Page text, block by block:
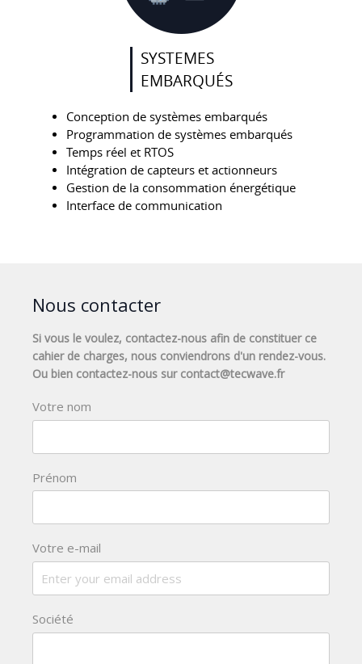
SYSTEMES
EMBARQUÉS
Conception de systèmes embarqués
Programmation de systèmes embarqués
Temps réel et RTOS
Intégration de capteurs et actionneurs
Gestion de la consommation énergétique
Interface de communication
Nous contacter
Si vous le voulez, contactez-nous afin de constituer ce
cahier de charges, nous conviendrons d'un rendez-vous.
Ou bien contactez-nous sur contact@tecwave.fr
Votre nom
Prénom
Votre e-mail
Société